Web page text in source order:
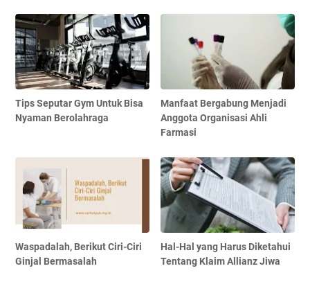
Tips Seputar Gym Untuk Bisa
Nyaman Berolahraga
Manfaat Bergabung Menjadi
Anggota Organisasi Ahli
Farmasi
Waspadalah, Berikut Ciri-Ciri
Ginjal Bermasalah
Hal-Hal yang Harus Diketahui
Tentang Klaim Allianz Jiwa